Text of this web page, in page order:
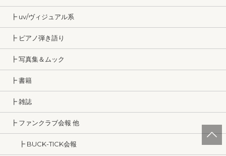
┣ uv/ヴィジュアル系
┣ ピアノ弾き語り
┣ 写真集＆ムック
┣ 書籍
┣ 雑誌
┣ ファンクラブ会報 他
┣ BUCK-TICK会報